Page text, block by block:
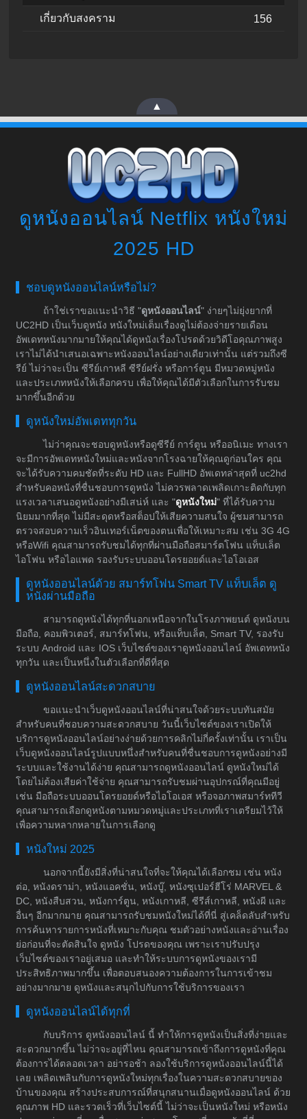
เกี่ยวกับสงคราม 156
▲
ดูหนังออนไลน์ Netflix หนังใหม่
2025 HD
ชอบดูหนังออนไลน์หรือไม่?
ถ้าใช่เราขอแนะนำวิธี "ดูหนังออนไลน์" ง่ายๆไม่ยุ่งยากที่
UC2HD เป็นเว็บดูหนัง หนังใหม่เต็มเรื่องดูไม่ต้องจ่ายรายเดือน
อัพเดทหนังมากมายให้คุณได้ดูหนังเรื่องโปรดด้วยวิดีโอคุณภาพสูง
เราไม่ได้นำเสนอเฉพาะหนังออนไลน์อย่างเดียวเท่านั้น แต่รวมถึงซี
รีย์ ไม่ว่าจะเป็น ซีรีย์เกาหลี ซีรีย์ฝรั่ง หรือการ์ตูน มีหมวดหมู่หนัง
และประเภทหนังให้เลือกครบ เพื่อให้คุณได้มีตัวเลือกในการรับชม
มากขึ้นอีกด้วย
ดูหนังใหม่อัพเดททุกวัน
ไม่ว่าคุณจะชอบดูหนังหรือดูซีรีย์ การ์ตูน หรืออนิเมะ ทางเรา
จะมีการอัพเดทหนังใหม่และหนังจากโรงฉายให้คุณดูก่อนใคร คุณ
จะได้รับความคมชัดที่ระดับ HD และ FullHD อัพเดทล่าสุดที่ uc2hd
สำหรับคอหนังที่ชื่นชอบการดูหนัง ไม่ควรพลาดเพลิดเกาะติดกับทุก
แรงเวลาเสนอดูหนังอย่างมีเสน่ห์ และ "ดูหนังใหม่" ที่ได้รับความ
นิยมมากที่สุด ไม่มีสะดุดหรือสต็อปให้เสียความสนใจ ผู้ชมสามารถ
ตรวจสอบความเร็วอินเทอร์เน็ตของตนเพื่อให้เหมาะสม เช่น 3G 4G
หรือWifi คุณสามารถรับชมได้ทุกที่ผ่านมือถือสมาร์ตโฟน แท็บเล็ต
ไอโฟน หรือไอแพด รองรับระบบออนโดรยอยด์และไอโอเอส
ดูหนังออนไลน์ด้วย สมาร์ทโฟน Smart TV แท็บเล็ต ดู
หนังผ่านมือถือ
สามารถดูหนังได้ทุกที่นอกเหนือจากในโรงภาพยนต์ ดูหนังบน
มือถือ, คอมพิวเตอร์, สมาร์ทโฟน, หรือแท็บเล็ต, Smart TV, รองรับ
ระบบ Android และ IOS เว็บไซต์ของเราดูหนังออนไลน์ อัพเดทหนัง
ทุกวัน และเป็นหนึ่งในตัวเลือกที่ดีที่สุด
ดูหนังออนไลน์สะดวกสบาย
ขอแนะนำเว็บดูหนังออนไลน์ที่น่าสนใจด้วยระบบทันสมัย
สำหรับคนที่ชอบความสะดวกสบาย วันนี้เว็บไซต์ของเราเปิดให้
บริการดูหนังออนไลน์อย่างง่ายด้วยการคลิกไม่กี่ครั้งเท่านั้น เราเป็น
เว็บดูหนังออนไลน์รูปแบบหนึ่งสำหรับคนที่ชื่นชอบการดูหนังอย่างมี
ระบบและใช้งานได้ง่าย คุณสามารถดูหนังออนไลน์ ดูหนังใหม่ได้
โดยไม่ต้องเสียค่าใช้จ่าย คุณสามารถรับชมผ่านอุปกรณ์ที่คุณมีอยู่
เช่น มือถือระบบออนโดรยอยด์หรือไอโอเอส หรือจอภาพสมาร์ททีวี
คุณสามารถเลือกดูหนังตามหมวดหมู่และประเภทที่เราเตรียมไว้ให้
เพื่อความหลากหลายในการเลือกดู
หนังใหม่ 2025
นอกจากนี้ยังมีสิ่งที่น่าสนใจที่จะให้คุณได้เลือกชม เช่น หนัง
ต่อ, หนังดราม่า, หนังแอคชั่น, หนังบู๊, หนังซุเปอร์ฮีโร่ MARVEL &
DC, หนังสืบสวน, หนังการ์ตูน, หนังเกาหลี, ซีรีส์เกาหลี, หนังผี และ
อื่นๆ อีกมากมาย คุณสามารถรับชมหนังใหม่ได้ที่นี่ สู่เคล็ดลับสำหรับ
การค้นหารายการหนังที่เหมาะกับคุณ ชมตัวอย่างหนังและอ่านเรื่อง
ย่อก่อนที่จะตัดสินใจ ดูหนัง โปรดของคุณ เพราะเราปรับปรุง
เว็บไซต์ของเราอยู่เสมอ และทำให้ระบบการดูหนังของเรามี
ประสิทธิภาพมากขึ้น เพื่อตอบสนองความต้องการในการเข้าชม
อย่างมากมาย ดูหนังและสนุกไปกับการใช้บริการของเรา
ดูหนังออนไลน์ได้ทุกที่
กับบริการ ดูหนังออนไลน์ นี้ ทำให้การดูหนังเป็นสิ่งที่ง่ายและ
สะดวกมากขึ้น ไม่ว่าจะอยู่ที่ไหน คุณสามารถเข้าถึงการดูหนังที่คุณ
ต้องการได้ตลอดเวลา อย่ารอช้า ลองใช้บริการดูหนังออนไลน์นี้ได้
เลย เพลิดเพลินกับการดูหนังใหม่ทุกเรื่องในความสะดวกสบายของ
บ้านของคุณ สร้างประสบการณ์ที่สนุกสนานเมื่อดูหนังออนไลน์ ด้วย
คุณภาพ HD และรวดเร็วที่เว็บไซต์นี้ ไม่ว่าจะเป็นหนังใหม่ หรือหนัง